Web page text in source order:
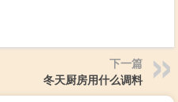
下一篇
冬天厨房用什么调料